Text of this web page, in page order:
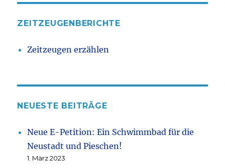
ZEITZEUGENBERICHTE
Zeitzeugen erzählen
NEUESTE BEITRÄGE
Neue E-Petition: Ein Schwimmbad für die
Neustadt und Pieschen!
1. März 2023